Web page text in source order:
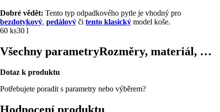
Dobré vědět: Tento typ odpadkového pytle je vhodný pro
bezdotykový, pedálový či tento klasický model koše.
60 ks30 l
Všechny parametryRozměry, materiál, …
Dotaz k produktu
Potřebujete poradit s parametry nebo výběrem?
Hodnocení produktu